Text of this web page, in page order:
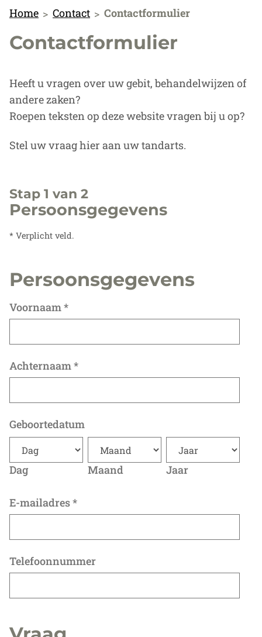
Home Contact Contactformulier
Contactformulier
Heeft u vragen over uw gebit, behandelwijzen of
andere zaken?
Roepen teksten op deze website vragen bij u op?
Stel uw vraag hier aan uw tandarts.
Stap 1 van 2
Persoonsgegevens
* Verplicht veld.
Persoonsgegevens
Voornaam*
Achternaam*
Geboortedatum
Dag Maand Jaar
E-mailadres*
Telefoonnummer